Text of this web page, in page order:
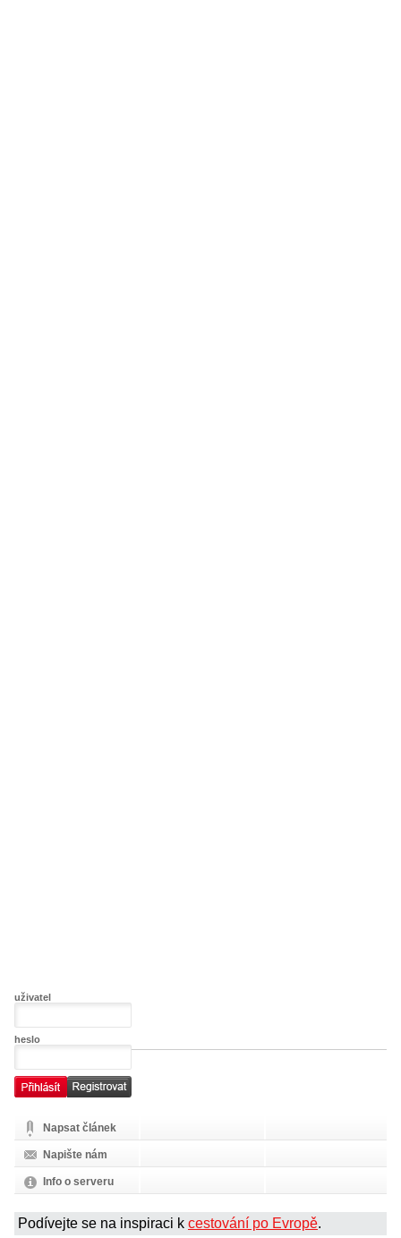
uživatel
heslo
Napsat článek
Napište nám
Info o serveru
Podívejte se na inspiraci k cestování po Evropě.